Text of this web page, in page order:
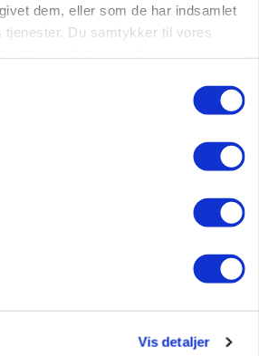
dem, eller som de har indsamlet
tjenester. Du samtykker til vores
Vis detaljer
Annonce
Loading...
kan åbne nyt